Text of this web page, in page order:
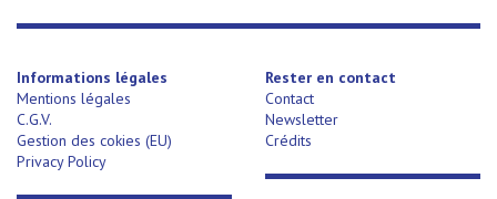
Informations légales
Mentions légales
C.G.V.
Gestion des cokies (EU)
Privacy Policy
Rester en contact
Contact
Newsletter
Crédits